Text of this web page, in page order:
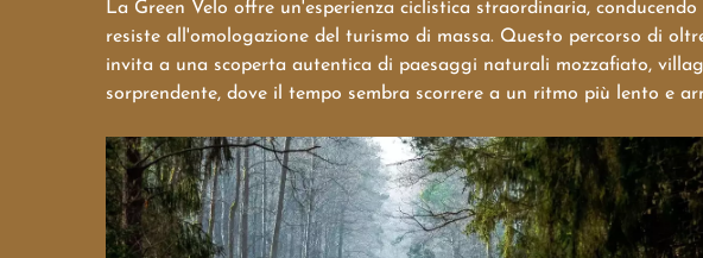
La Green Velo offre un'esperienza ciclistica straordinaria,
resiste all'omologazione del turismo di massa. Questo percorso di
invita a una scoperta autentica di paesaggi naturali mozzafiato,
sorprendente, dove il tempo sembra scorrere a un ritmo più lento e